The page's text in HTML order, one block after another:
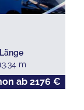
Länge
m
ab 2176 €